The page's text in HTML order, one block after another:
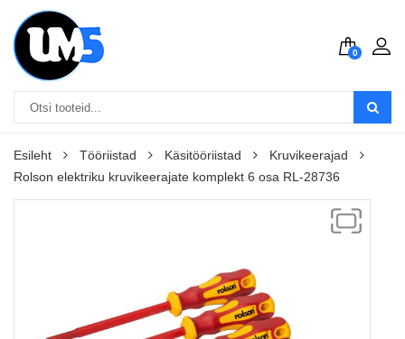
0
Esileht Tööriistad Käsitööriistad
Kruvikeerajad
Rolson elektriku kruvikeerajate komplekt 6 osa RL-28736